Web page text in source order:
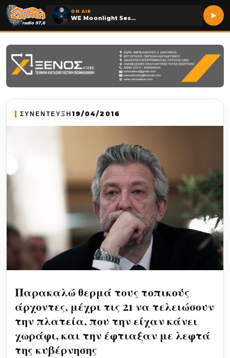
ON AIR
WE Moonlight Session
ΣΥΝΕΝΤΕΥΞΗ 19/04/2016
Παρακαλώ θερμά τους τοπικούς
άρχοντες, μέχρι τις 21 να τελειώσουν
την πλατεία, που την είχαν κάνει
χωράφι, και την έφτιαξαν με λεφτά
της κυβέρνησης